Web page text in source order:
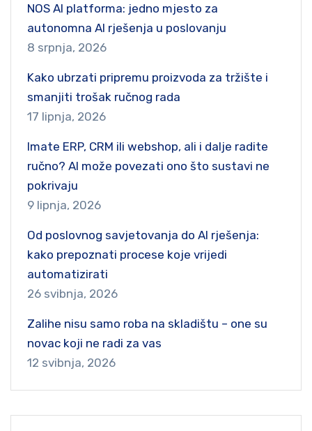
NOS AI platforma: jedno mjesto za
autonomna AI rješenja u poslovanju
8 srpnja, 2026
Kako ubrzati pripremu proizvoda za tržište i
smanjiti trošak ručnog rada
17 lipnja, 2026
Imate ERP, CRM ili webshop, ali i dalje radite
ručno? AI može povezati ono što sustavi ne
pokrivaju
9 lipnja, 2026
Od poslovnog savjetovanja do AI rješenja:
kako prepoznati procese koje vrijedi
automatizirati
26 svibnja, 2026
Zalihe nisu samo roba na skladištu – one su
novac koji ne radi za vas
12 svibnja, 2026